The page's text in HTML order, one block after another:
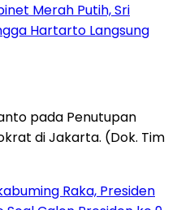
Merah Putih, Sri
Hartarto Langsung
Raka, Presiden